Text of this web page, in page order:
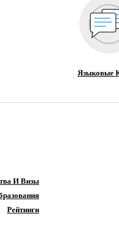
Языковые
И Визы
Рейтинги